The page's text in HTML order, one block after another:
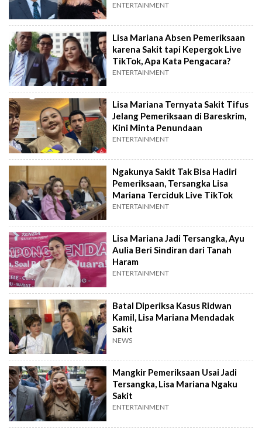
ENTERTAINMENT
Lisa Mariana Absen Pemeriksaan
karena Sakit tapi Kepergok Live
TikTok, Apa Kata Pengacara?
ENTERTAINMENT
Lisa Mariana Ternyata Sakit Tifus
Jelang Pemeriksaan di Bareskrim,
Kini Minta Penundaan
ENTERTAINMENT
Ngakunya Sakit Tak Bisa Hadiri
Pemeriksaan, Tersangka Lisa
Mariana Terciduk Live TikTok
ENTERTAINMENT
Lisa Mariana Jadi Tersangka, Ayu
Aulia Beri Sindiran dari Tanah
Haram
ENTERTAINMENT
Batal Diperiksa Kasus Ridwan
Kamil, Lisa Mariana Mendadak
Sakit
NEWS
Mangkir Pemeriksaan Usai Jadi
Tersangka, Lisa Mariana Ngaku
Sakit
ENTERTAINMENT